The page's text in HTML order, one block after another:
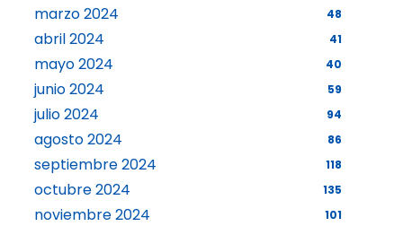
marzo 2024 48
abril 2024 41
mayo 2024 40
junio 2024 59
julio 2024 94
agosto 2024 86
septiembre 2024 118
octubre 2024 135
noviembre 2024 101